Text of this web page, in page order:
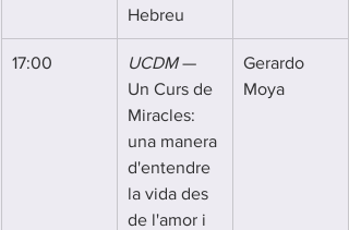
Hebreu
17:00 UCDM —
Un Curs de
Miracles:
una manera
d'entendre
la vida des
de l'amor i
Gerardo
Moya